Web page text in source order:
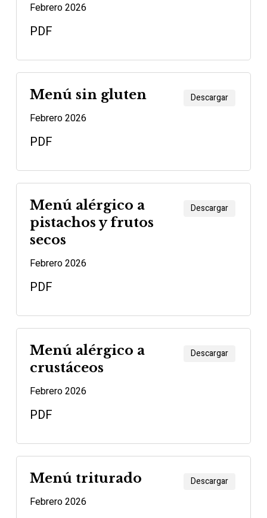
Febrero 2026
PDF
Menú sin gluten
Febrero 2026
PDF
Descargar
Menú alérgico a
pistachos y frutos
secos
Febrero 2026
PDF
Descargar
Menú alérgico a
crustáceos
Febrero 2026
PDF
Descargar
Menú triturado
Febrero 2026
Descargar